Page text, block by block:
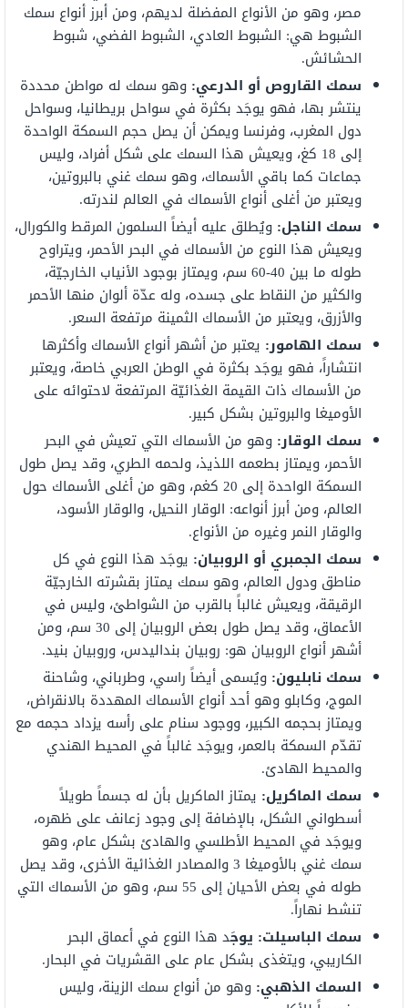
مصر، وهو من الأنواع المفضلة لديهم، ومن أبرز أنواع سمك
الشبوط هي: الشبوط العادي، الشبوط الفضي، شبوط
الحشائش.
سمك القاروص أو الدرعي: وهو سمك له مواطن محددة
ينتشر بها، فهو يوجَد بكثرة في سواحل بريطانيا، وسواحل
دول المغرب، وفرنسا ويمكن أن يصل حجم السمكة الواحدة
إلى 18 كغ، ويعيش هذا السمك على شكل أفراد، وليس
جماعات كما باقي الأسماك، وهو سمك غني بالبروتين،
ويعتبر من أغلى أنواع الأسماك في العالم لندرته.
سمك الناجل: ويُطلق عليه أيضاً السلمون المرقط والكورال،
ويعيش هذا النوع من الأسماك في البحر الأحمر، ويتراوح
طوله ما بين 40-60 سم، ويمتاز بوجود الأنياب الخارجيّة،
والكثير من النقاط على جسده، وله عدّة ألوان منها الأحمر
والأزرق، ويعتبر من الأسماك الثمينة مرتفعة السعر.
سمك الهامور: يعتبر من أشهر أنواع الأسماك وأكثرها
انتشاراً، فهو يوجَد بكثرة في الوطن العربي خاصة، ويعتبر
من الأسماك ذات القيمة الغذائيّة المرتفعة لاحتوائه على
الأوميغا والبروتين بشكل كبير.
سمك الوقار: وهو من الأسماك التي تعيش في البحر
الأحمر، ويمتاز بطعمه اللذيذ، ولحمه الطري، وقد يصل طول
السمكة الواحدة إلى 20 كغم، وهو من أغلى الأسماك حول
العالم، ومن أبرز أنواعه: الوقار النحيل، والوقار الأسود،
والوقار النمر وغيره من الأنواع.
سمك الجمبري أو الروبيان: يوجَد هذا النوع في كل
مناطق ودول العالم، وهو سمك يمتاز بقشرته الخارجيّة
الرقيقة، ويعيش غالباً بالقرب من الشواطئ، وليس في
الأعماق، وقد يصل طول بعض الروبيان إلى 30 سم، ومن
أشهر أنواع الروبيان هو: روبيان بنداليدس، وروبيان بنيد.
سمك نابليون: ويُسمى أيضاً راسي، وطرباني، وشاحنة
الموج، وكابلو وهو أحد أنواع الأسماك المهددة بالانقراض،
ويمتاز بحجمه الكبير، ووجود سنام على رأسه يزداد حجمه مع
تقدّم السمكة بالعمر، ويوجَد غالباً في المحيط الهندي
والمحيط الهادئ.
سمك الماكريل: يمتاز الماكريل بأن له جسماً طويلاً
أسطواني الشكل، بالإضافة إلى وجود زعانف على ظهره،
ويوجَد في المحيط الأطلسي والهادئ بشكل عام، وهو
سمك غني بالأوميغا 3 والمصادر الغذائية الأخرى، وقد يصل
طوله في بعض الأحيان إلى 55 سم، وهو من الأسماك التي
تنشط نهاراً.
سمك الباسيلت: يوجَد هذا النوع في أعماق البحر
الكاريبي، ويتغذى بشكل عام على القشريات في البحار.
السمك الذهبي: وهو من أنواع سمك الزينة، وليس